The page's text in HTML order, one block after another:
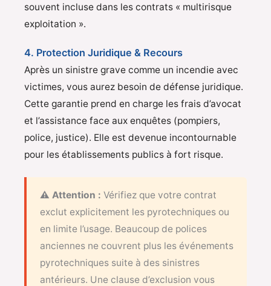
souvent incluse dans les contrats « multirisque
exploitation ».
4. Protection Juridique & Recours
Après un sinistre grave comme un incendie avec
victimes, vous aurez besoin de défense juridique.
Cette garantie prend en charge les frais d’avocat
et l’assistance face aux enquêtes (pompiers,
police, justice). Elle est devenue incontournable
pour les établissements publics à fort risque.
⚠️ Attention : Vérifiez que votre contrat
exclut explicitement les pyrotechniques ou
en limite l’usage. Beaucoup de polices
anciennes ne couvrent plus les événements
pyrotechniques suite à des sinistres
antérieurs. Une clause d’exclusion vous